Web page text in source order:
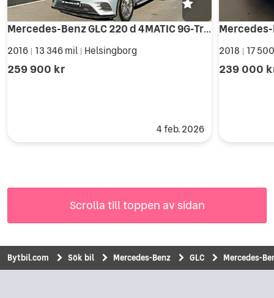
Mercedes-Benz GLC 220 d 4MATIC 9G-Tronic AMG Line
2016 13 346 mil Helsingborg
259 900 kr
4 feb. 2026
Mercedes-
2018 17
239 000
Scrolla till toppen av sidan
Bytbil.com Sök bil Mercedes-Benz GLC Mercedes-